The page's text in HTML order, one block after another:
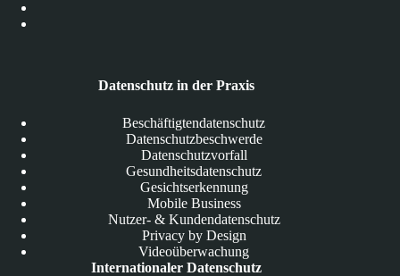
Datenschutz in der Praxis
Beschäftigtendatenschutz
Datenschutzbeschwerde
Datenschutzvorfall
Gesundheitsdatenschutz
Gesichtserkennung
Mobile Business
Nutzer- & Kundendatenschutz
Privacy by Design
Videoüberwachung
Internationaler Datenschutz